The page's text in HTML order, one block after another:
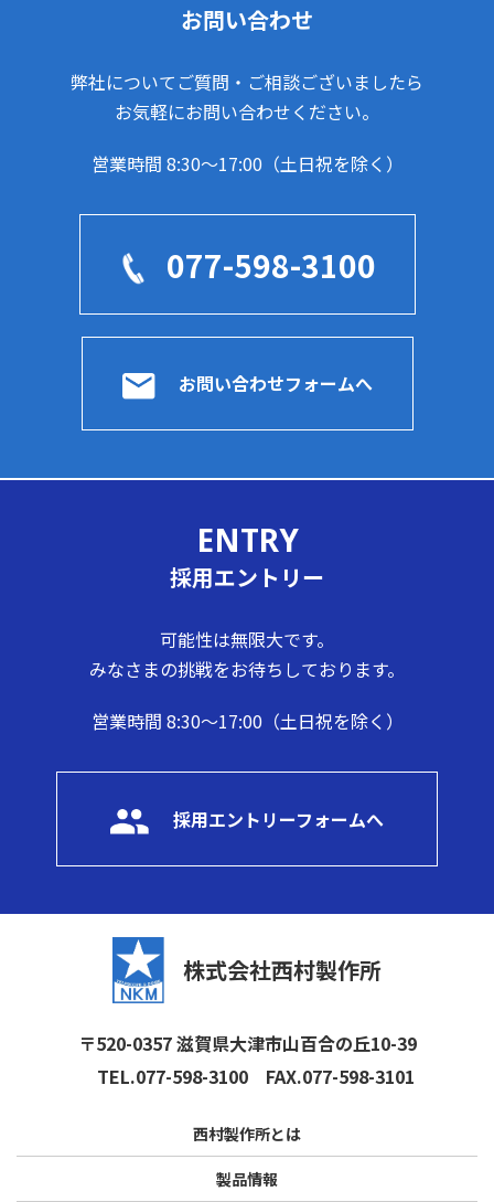
お問い合わせ
弊社についてご質問・ご相談ございましたら
お気軽にお問い合わせください。
営業時間 8:30～17:00（土日祝を除く）
077-598-3100
お問い合わせフォームへ
ENTRY
採用エントリー
可能性は無限大です。
みなさまの挑戦をお待ちしております。
営業時間 8:30～17:00（土日祝を除く）
採用エントリーフォームへ
株式会社西村製作所
〒520-0357 滋賀県大津市山百合の丘10-39
TEL.077-598-3100FAX.077-598-3101
西村製作所とは
製品情報